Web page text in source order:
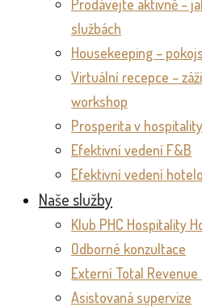
Prodávejte aktivně –
službách
Housekeeping –
Virtuální recepce –
workshop
Prosperita v
Efektivní vedení F&B
Efektivní vedení
Naše služby
Klub PHC Hospitality
Odborné konzultace
Externí Total
Asistovaná supervize